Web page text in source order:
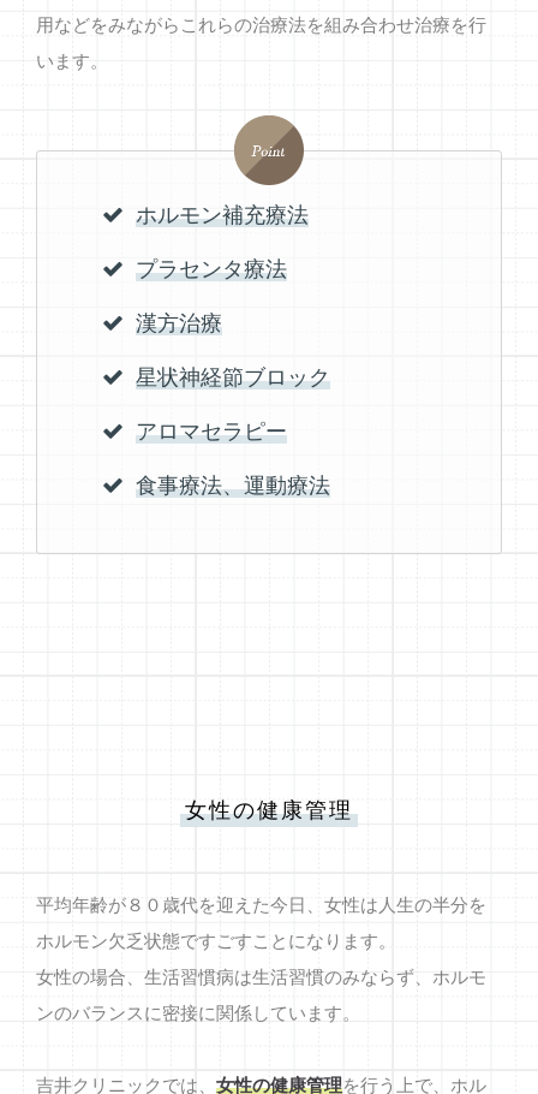
用などをみながらこれらの治療法を組み合わせ治療を行
います。
ホルモン補充療法
プラセンタ療法
漢方治療
星状神経節ブロック
アロマセラピー
食事療法、運動療法
女性の健康管理
平均年齢が８０歳代を迎えた今日、女性は人生の半分を
ホルモン欠乏状態ですごすことになります。
女性の場合、生活習慣病は生活習慣のみならず、ホルモ
ンのバランスに密接に関係しています。
吉井クリニックでは、 女性の健康管理を行う上で、ホル